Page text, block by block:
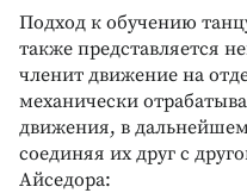
Подход к обучению
также представляется
членит движение на
механически
движения, в
соединяя их друг с
Айседора: